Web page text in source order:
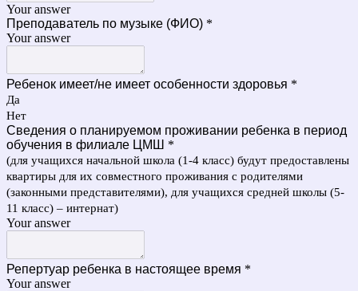
Your answer
Преподаватель по музыке (ФИО) *
Your answer
Ребенок имеет/не имеет особенности здоровья *
Да
Нет
Сведения о планируемом проживании ребенка в период
обучения в филиале ЦМШ *
(для учащихся начальной школа (1-4 класс) будут предоставлены
квартиры для их совместного проживания с родителями
(законными представителями), для учащихся средней школы (5-
11 класс) – интернат)
Your answer
Репертуар ребенка в настоящее время *
Your answer